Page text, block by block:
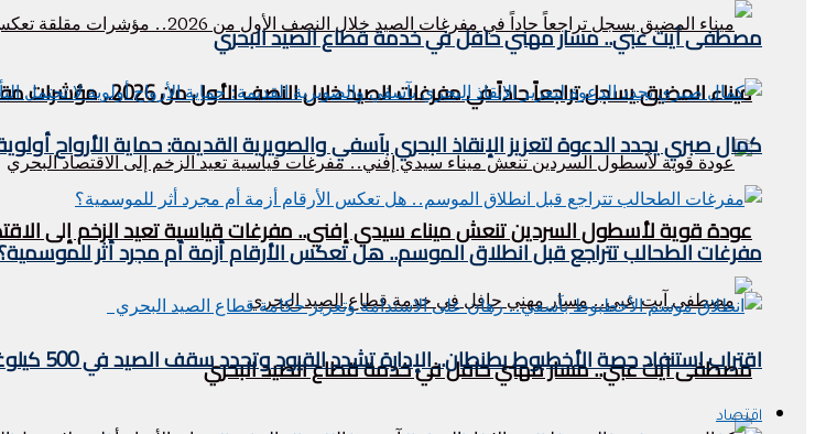
ميناء المضيق يسجل تراجعاً حاداً في مفرغات الصيد خلال النصف الأول من 2026.. مؤشرات مقلقة تعكس تحديات المصايد المتوسطية
عودة قوية لأسطول السردين تنعش ميناء سيدي إفني.. مفرغات قياسية تعيد الزخم إلى
مصطفى آيت عبي.. مسار مهني حافل في خدمة قطاع الصيد البحري
مصطفى آيت عبي.. مسار مهني حافل في خدمة قطاع الصيد البحري
كمال صبري يجدد الدعوة لتعزيز الإنقاذ البحري بآسفي والصويرية القديمة: حماية الأرواح
مفرغات الطحالب تتراجع قبل انطلاق الموسم.. هل تعكس الأرقام أزمة أم مجرد أثر
اقتراب استنفاد حصة الأخطبوط بطنطان.. الإدارة تشدد القيود وتحدد سقف الصيد في 500 كيلوغرام للرحلة
اقتصاد